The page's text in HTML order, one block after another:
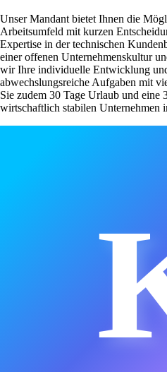
Unser Mandant bietet Ihnen die
Arbeitsumfeld mit kurzen
Expertise in der technischen
einer offenen Unternehmenskultur
wir Ihre individuelle Entwicklung
abwechslungsreiche Aufgaben mit
Sie zudem 30 Tage Urlaub und eine
wirtschaftlich stabilen Unternehmen